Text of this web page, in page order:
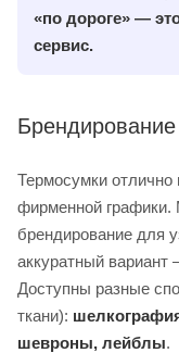
«по дороге» —
сервис.
Термосумки отлично
фирменной графики.
брендирование для
аккуратный вариант
Доступны разные
ткани):
шевроны, лейблы.